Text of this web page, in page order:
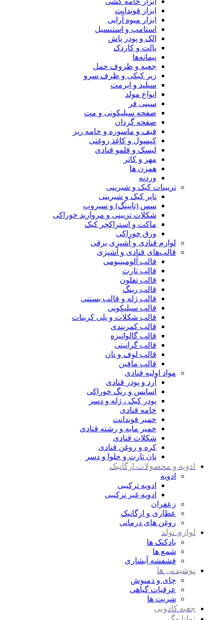
ابزار فوندانت
ابزار میوه آرایی
استامپ و استنسیل
الک و پودر پاش
پالت و کاردک
پیمانه‌ها
جعبه و ظروف حمل
زیر کیکی و ظرف سرو
سیلپد و ایرمت
انواع مولد
سینی فر
صفحه سیلیکونی و مت
صفحه گردان
قیف و ماسوره و خامه ریز
کپسول و کاغذ روغنی
لیسک و قلمو قنادی
مهر و کاتر
همزن ها
وردنه
تزیینات کیک و شیرینی
تاپر کیک و شیرینی
سس (تاپینگ) و سیروپ
شکلات تزیینی و مروارید خوراکی
ماکت و استراکچر کیک
ورق خوراکی
لوازم قنادی و آشپزی برقی
قالب‌های قنادی و آشپزی
قالب آلومینیومی
قالب تارت
قالب تفلون
قالب رینگ
قالب ژله و قالب بستنی
قالب سیلیکونی
قالب شکلات و پلی کربنات
قالب کمربندی
قالب گالوانیزه
قالب گرانیتی
قالب لوف و نان
قالب مافین
مواد اولیه قنادی
آرد و پودر قنادی
اسانس و رنگ خوراکی
پودر کیک ، ژله و دسر
خامه قنادی
خمیر فوندانت
خمیر مایه و رشته قنادی
شکلات قنادی
کره و روغن قنادی
نان تارت و حلوا و دسر
ادویه و محصولات ارگانیک
ادویه
ادویه ترکیبی
ادویه غیر ترکیبی
زعفران
عطاری و ارگانیک
روغن های درمانی
لوازم تولد
بادکنک ها
شمع ها
فشفشه آبشاری
نوشیدنی ها
چای و دمنوش
عرقیات گیاهی
شربت ها
جعبه کادویی